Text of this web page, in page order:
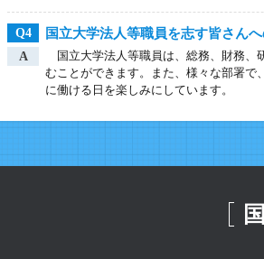
Q4 国立大学法人等職員を志す皆さん
A
国立大学法人等職員は、総務、財務、
むことができます。また、様々な部署で
に働ける日を楽しみにしています。